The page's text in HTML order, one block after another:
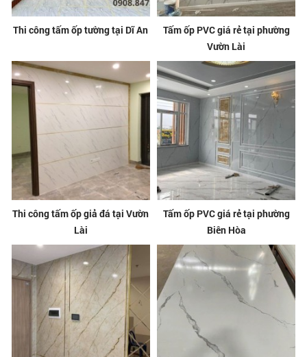
Thi công tấm ốp tường tại Dĩ An
Tấm ốp PVC giá rẻ tại phường
Vườn Lài
Thi công tấm ốp giả đá tại Vườn
Lài
Tấm ốp PVC giá rẻ tại phường
Biên Hòa